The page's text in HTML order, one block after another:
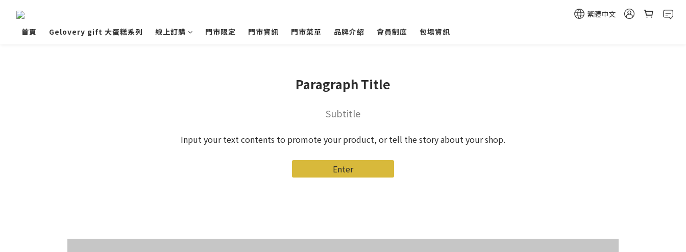
繁體中文
首頁
Gelovery gift 大蛋糕系列 線上訂購 門市限定 門市資訊 門市菜單 品牌介紹 會員制度 包場資訊
Paragraph Title
Subtitle
Input your text contents to promote your product, or tell the story about your shop.
Enter